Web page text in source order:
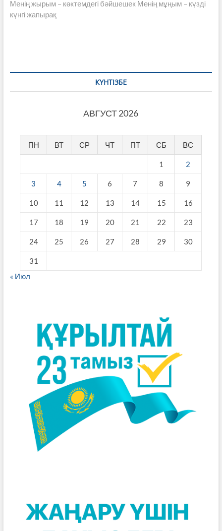
post:
Менің жырым – көктемдегі бәйшешек Менің мұңым – күзді
күнгі жапырақ
КҮНТІЗБЕ
АВГУСТ 2026
ПН ВТ СР ЧТ ПТ СБ ВС
1 2
3 4 5 6 7 8 9
10 11 12 13 14 15 16
17 18 19 20 21 22 23
24 25 26 27 28 29 30
31
« Июл